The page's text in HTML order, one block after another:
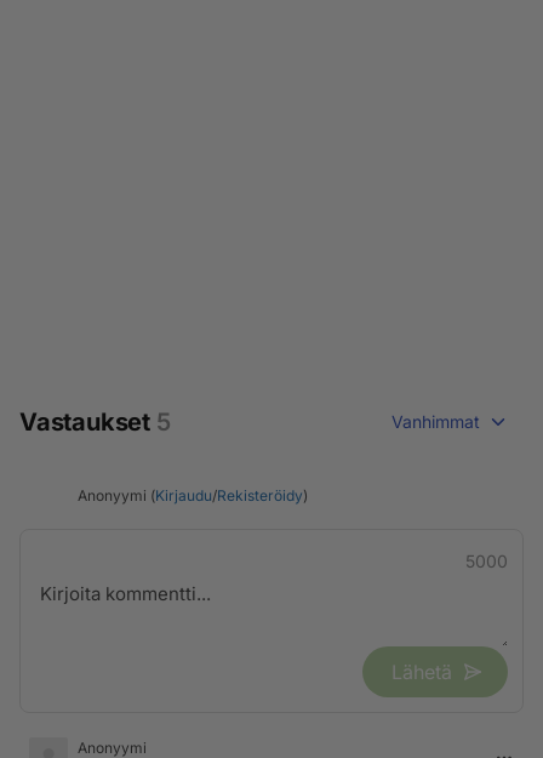
Vastaukset 5 Vanhimmat
Anonyymi (Kirjaudu/Rekisteröidy)
5000
Lähetä
Anonyymi